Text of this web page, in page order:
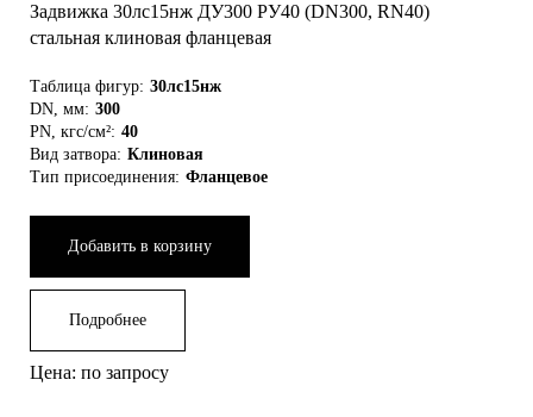
Задвижка 30лс15нж ДУ300 РУ40 (DN300, RN40)
стальная клиновая фланцевая
Таблица фигур: 30лс15нж
DN, мм: 300
PN, кгс/см²: 40
Вид затвора: Клиновая
Тип присоединения: Фланцевое
Добавить в корзину
Подробнее
Цена: по запросу